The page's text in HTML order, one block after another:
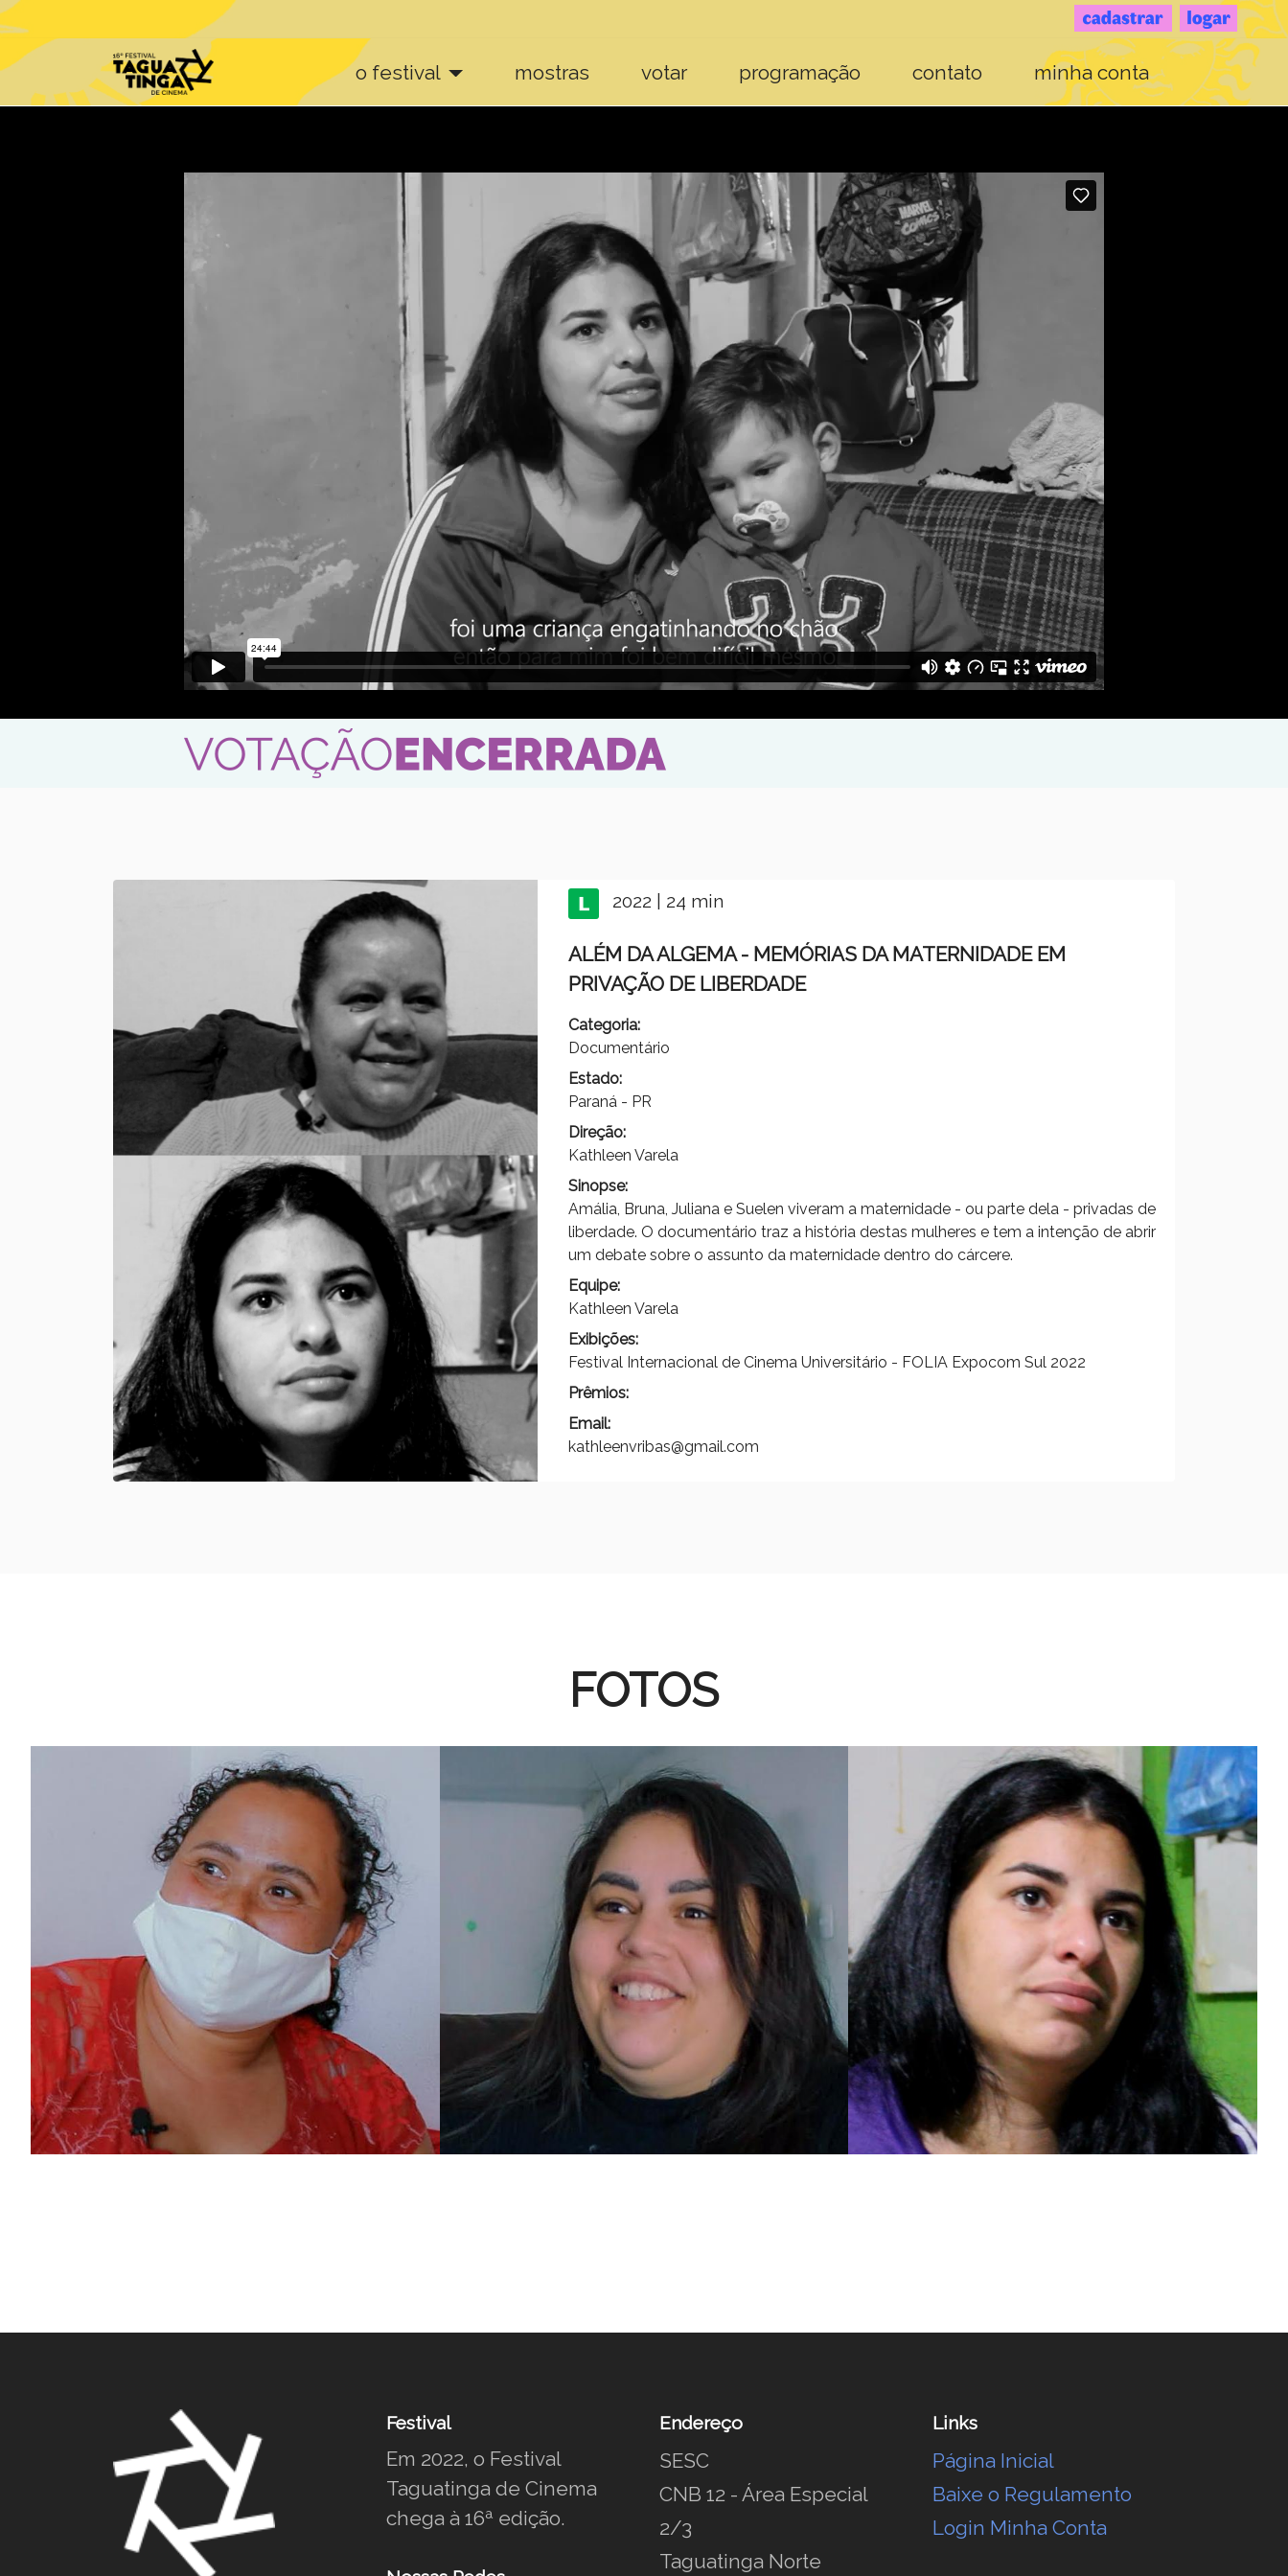
o festival mostras votar programação contato minha conta
2022 | 24 min
ALÉM DA ALGEMA - MEMÓRIAS DA MATERNIDADE EM
PRIVAÇÃO DE LIBERDADE
Categoria:
Documentário
Estado:
Paraná - PR
Direção:
Kathleen Varela
Sinopse:
Amália, Bruna, Juliana e Suelen viveram a maternidade - ou parte dela - privadas de
liberdade. O documentário traz a história destas mulheres e tem a intenção de abrir
um debate sobre o assunto da maternidade dentro do cárcere.
Equipe:
Kathleen Varela
Exibições:
Festival Internacional de Cinema Universitário - FOLIA Expocom Sul 2022
Prêmios:
Email:
kathleenvribas@gmail.com
FOTOS
Festival
Em 2022, o Festival
Taguatinga de Cinema
chega à 16ª edição.
Endereço
SESC
CNB 12 - Área Especial
2/3
Taguatinga Norte
Links
Página Inicial
Baixe o Regulamento
Login Minha Conta